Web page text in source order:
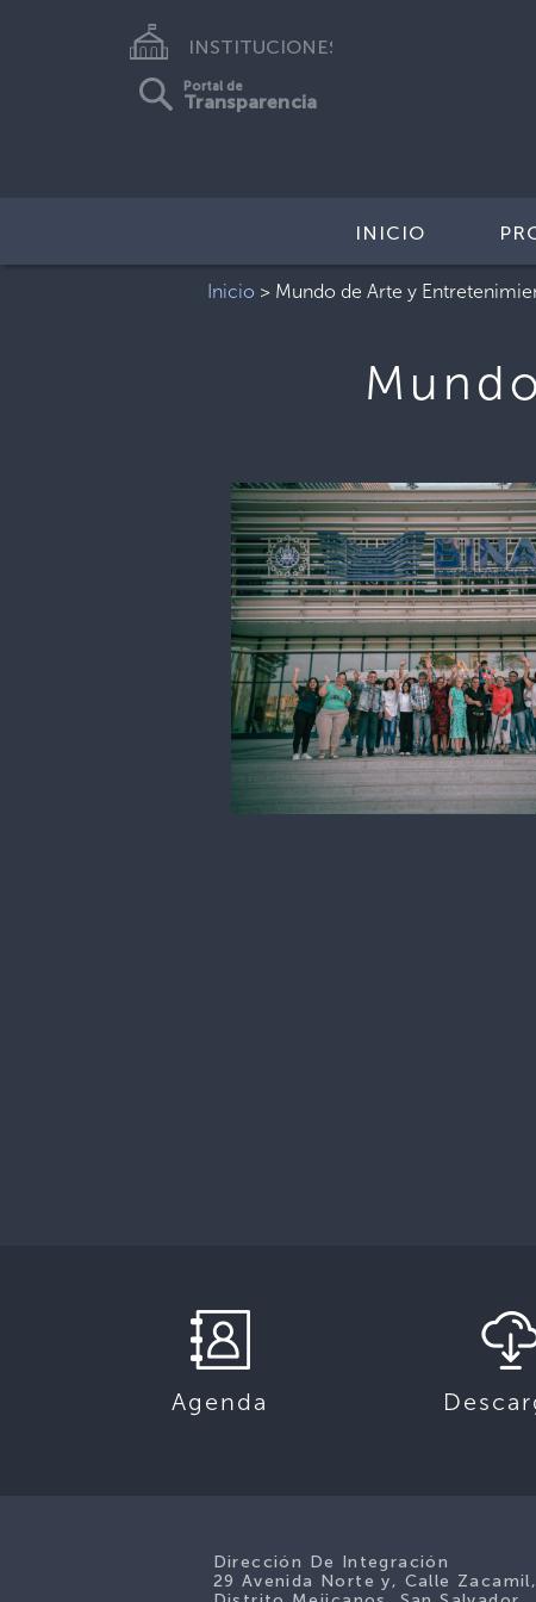
INSTITUCIONES
Portal de
Transparencia
INICIO
Inicio > Mundo de Arte y
Agenda
Dirección De Integración
29 Avenida Norte y, Calle Zacamil,